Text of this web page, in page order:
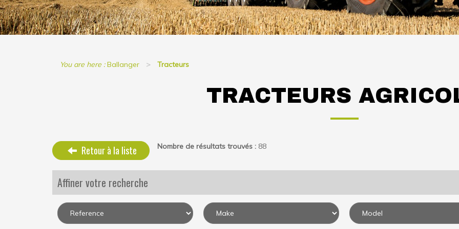
You are here :Ballanger Tracteurs
TRACTEURS
Retour à la liste Nombre de résultats trouvés : 88
Affiner votre recherche